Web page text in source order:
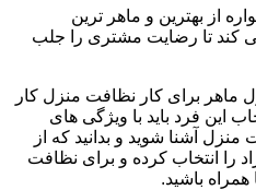
از بهترین و ماهر ترین
کند تا رضایت مشتری را جلب
ماهر برای کار نظافت منزل کار
این فرد باید با ویژگی های
آشنا شوید و بدانید که از
را انتخاب کرده و برای نظافت
باشید.